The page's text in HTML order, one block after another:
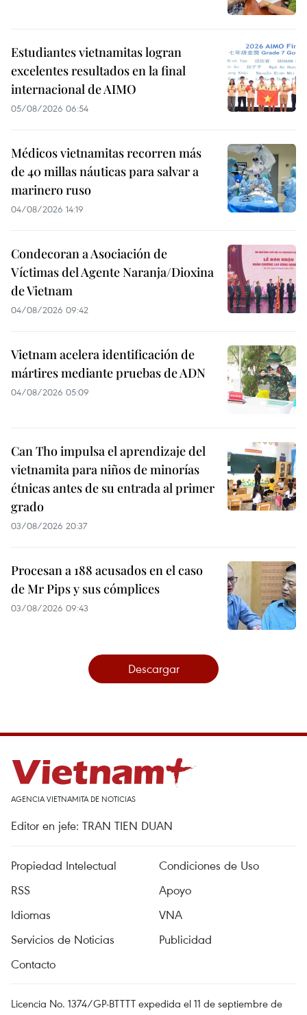
Estudiantes vietnamitas logran
excelentes resultados en la final
internacional de AIMO
05/08/2026 06:54
Médicos vietnamitas recorren más
de 40 millas náuticas para salvar a
marinero ruso
04/08/2026 14:19
Condecoran a Asociación de
Víctimas del Agente Naranja/Dioxina
de Vietnam
04/08/2026 09:42
Vietnam acelera identificación de
mártires mediante pruebas de ADN
04/08/2026 05:09
Can Tho impulsa el aprendizaje del
vietnamita para niños de minorías
étnicas antes de su entrada al primer
grado
03/08/2026 20:37
Procesan a 188 acusados en el caso
de Mr Pips y sus cómplices
03/08/2026 09:43
Descargar
AGENCIA VIETNAMITA DE NOTICIAS
Editor en jefe: TRAN TIEN DUAN
Propiedad Intelectual
Condiciones de Uso
RSS
Apoyo
Idiomas
VNA
Servicios de Noticias
Publicidad
Contacto
Licencia No. 1374/GP-BTTTT expedida el 11 de septiembre de